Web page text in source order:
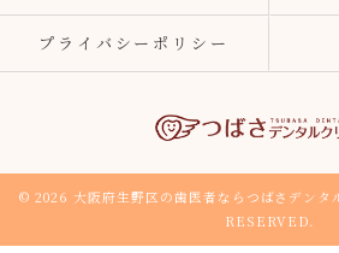
プライバシーポリシー
© 2026 大阪府生野区の歯医者ならつばさデン
RESERVED.